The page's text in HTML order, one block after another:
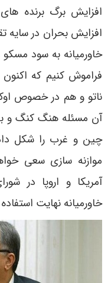
افزایش برگ برنده
افزایش بحران در سایه
خاورمیانه به سود
فراموش کنیم که اکنون
ناتو و هم در خصوص
آن مسئله هنگ کنگ و
چین و غرب را شکل
موازنه سازی سعی
آمریکا و اروپا در
خاورمیانه نهایت استفاده